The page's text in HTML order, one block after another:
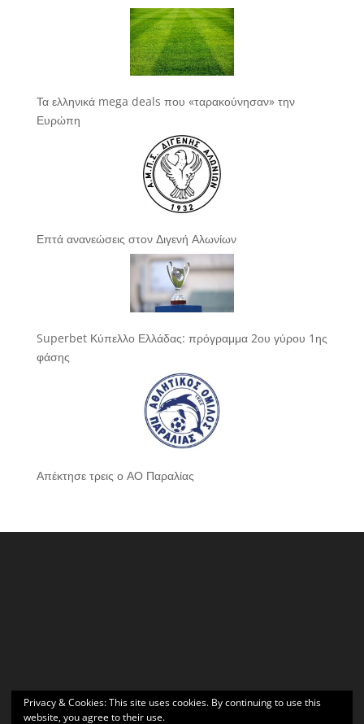
Τα ελληνικά mega deals που «ταρακούνησαν» την
Ευρώπη
Επτά ανανεώσεις στον Διγενή Αλωνίων
Superbet Κύπελλο Ελλάδας: πρόγραμμα 2ου γύρου 1ης
φάσης
Απέκτησε τρεις ο ΑΟ Παραλίας
Privacy & Cookies: This site uses cookies. By continuing to use this
website, you agree to their use.